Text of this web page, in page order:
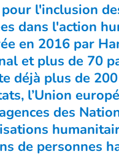
l'inclusion
dans l'action
en 2016 par
et plus de 70
déjà plus de
l’Union
des
de personnes